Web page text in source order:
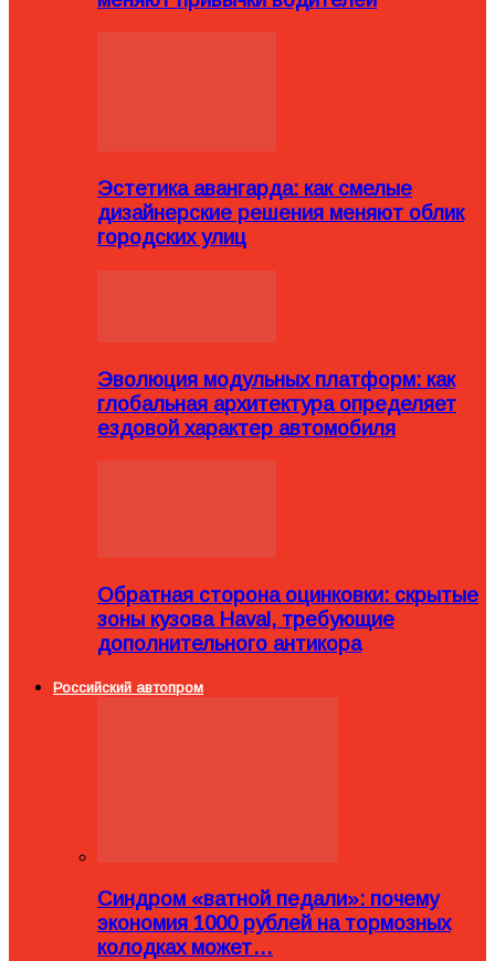
Эстетика авангарда: как смелые
дизайнерские решения меняют облик
городских улиц
Эволюция модульных платформ: как
глобальная архитектура определяет
ездовой характер автомобиля
Обратная сторона оцинковки: скрытые
зоны кузова Haval, требующие
дополнительного антикора
Российский автопром
Синдром «ватной педали»: почему
экономия 1000 рублей на тормозных
колодках может…